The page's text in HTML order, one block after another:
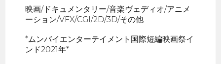
映画/ドキュメンタリー/音楽ヴェディオ/アニメ
ーション/VFX/CGI/2D/3D/その他
*ムンバイエンターテイメント国際短編映画祭イ
ンド2021年*